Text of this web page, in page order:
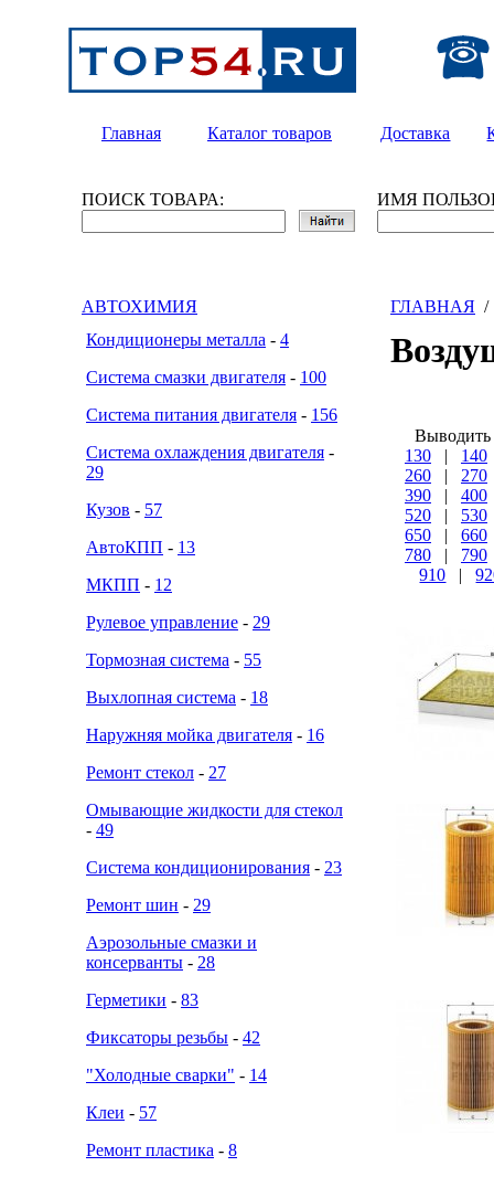
Главная Каталог товаров Доставка
ПОИСК ТОВАРА: ИМЯ
АВТОХИМИЯ
Кондиционеры металла - 4
Система смазки двигателя - 100
Система питания двигателя - 156
Система охлаждения двигателя -
29
Кузов - 57
АвтоКПП - 13
МКПП - 12
Рулевое управление - 29
Тормозная система - 55
Выхлопная система - 18
Наружняя мойка двигателя - 16
Ремонт стекол - 27
Омывающие жидкости для стекол
- 49
Система кондиционирования - 23
Ремонт шин - 29
Аэрозольные смазки и
консерванты - 28
Герметики - 83
Фиксаторы резьбы - 42
"Холодные сварки" - 14
Клеи - 57
Ремонт пластика - 8
ГЛАВНАЯ
130 | 140
260 | 270
390 | 400
520 | 530
650 | 660
780 | 790
910 |